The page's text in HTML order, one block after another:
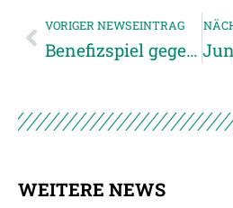
VORIGER NEWSEINTRAG
Benefizspiel gegen UFC Saiga Hans & Friends mit tollem Rahmenprogramm
WEITERE NEWS